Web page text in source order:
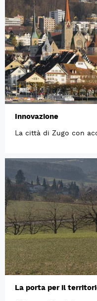
Innovazione
La città di Zugo con
La porta per il